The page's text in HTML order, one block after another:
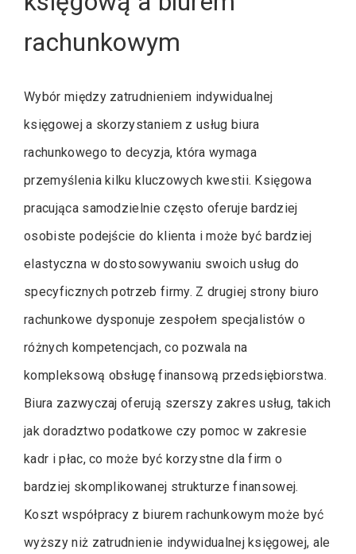
rachunkowym
Wybór między zatrudnieniem indywidualnej
księgowej a skorzystaniem z usług biura
rachunkowego to decyzja, która wymaga
przemyślenia kilku kluczowych kwestii. Księgowa
pracująca samodzielnie często oferuje bardziej
osobiste podejście do klienta i może być bardziej
elastyczna w dostosowywaniu swoich usług do
specyficznych potrzeb firmy. Z drugiej strony biuro
rachunkowe dysponuje zespołem specjalistów o
różnych kompetencjach, co pozwala na
kompleksową obsługę finansową przedsiębiorstwa.
Biura zazwyczaj oferują szerszy zakres usług, takich
jak doradztwo podatkowe czy pomoc w zakresie
kadr i płac, co może być korzystne dla firm o
bardziej skomplikowanej strukturze finansowej.
Koszt współpracy z biurem rachunkowym może być
wyższy niż zatrudnienie indywidualnej księgowej, ale